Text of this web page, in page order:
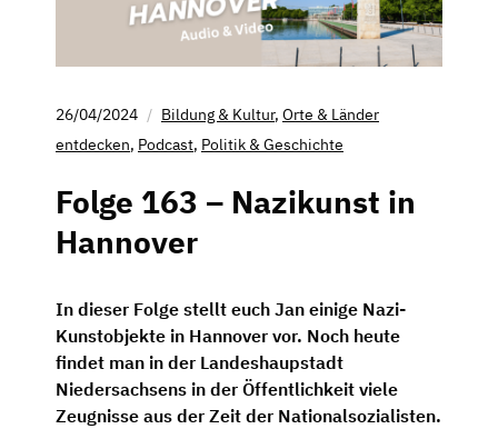
26/04/2024 Bildung & Kultur, Orte & Länder
entdecken, Podcast, Politik & Geschichte
Folge 163 – Nazikunst in
Hannover
In dieser Folge stellt euch Jan einige Nazi-
Kunstobjekte in Hannover vor. Noch heute
findet man in der Landeshaupstadt
Niedersachsens in der Öffentlichkeit viele
Zeugnisse aus der Zeit der Nationalsozialisten.